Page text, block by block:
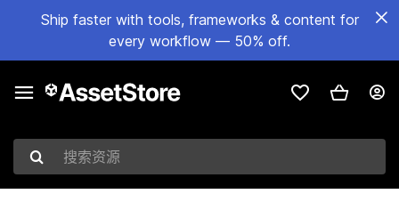
Ship faster with tools, frameworks & content for
every workflow — 50% off.
搜索资源